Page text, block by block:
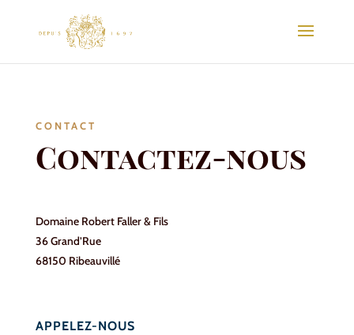
CONTACT
Contactez-nous
Domaine Robert Faller & Fils
36 Grand’Rue
68150 Ribeauvillé
APPELEZ-NOUS